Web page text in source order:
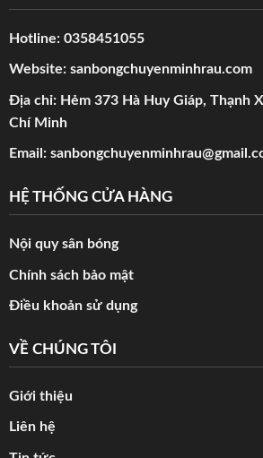
Hotline: 0358451055
Website: sanbongchuyenminhrau.com
Địa chỉ: Hẻm 373 Hà Huy Giáp, Thạnh
Chí Minh
Email:
HỆ THỐNG CỬA HÀNG
Nội quy sân bóng
Chính sách bảo mật
Điều khoản sử dụng
VỀ CHÚNG TÔI
Giới thiệu
Liên hệ